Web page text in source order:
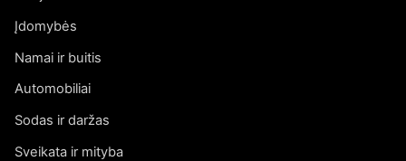
Įdomybės
Namai ir buitis
Automobiliai
Sodas ir daržas
Sveikata ir mityba